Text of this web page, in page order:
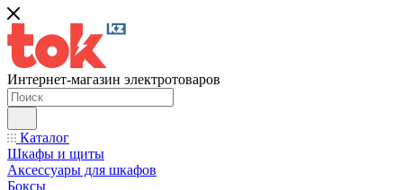
Интернет-магазин электротоваров
Каталог
Шкафы и щиты
Аксессуары для шкафов
Боксы